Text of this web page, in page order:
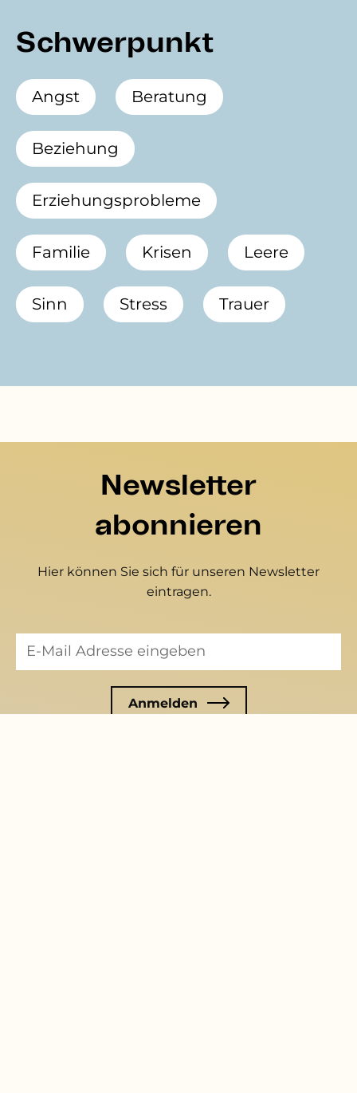
Schwerpunkt
Angst Beratung
Beziehung
Erziehungsprobleme
Familie Krisen Leere
Sinn Stress Trauer
Newsletter
abonnieren
Hier können Sie sich für unseren Newsletter
eintragen.